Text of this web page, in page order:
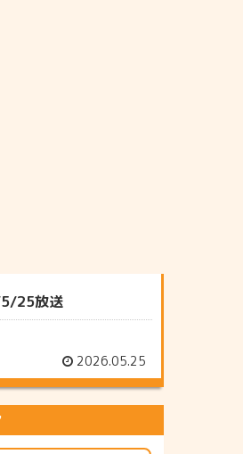
5/25放送
2026.05.25